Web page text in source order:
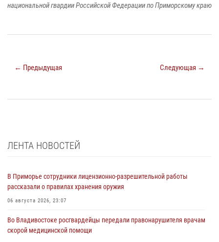
национальной гвардии Российской Федерации по Приморскому краю
← Предыдущая Следующая →
ЛЕНТА НОВОСТЕЙ
В Приморье сотрудники лицензионно-разрешительной работы
рассказали о правилах хранения оружия
06 августа 2026, 23:07
Во Владивостоке росгвардейцы передали правонарушителя врачам
скорой медицинской помощи